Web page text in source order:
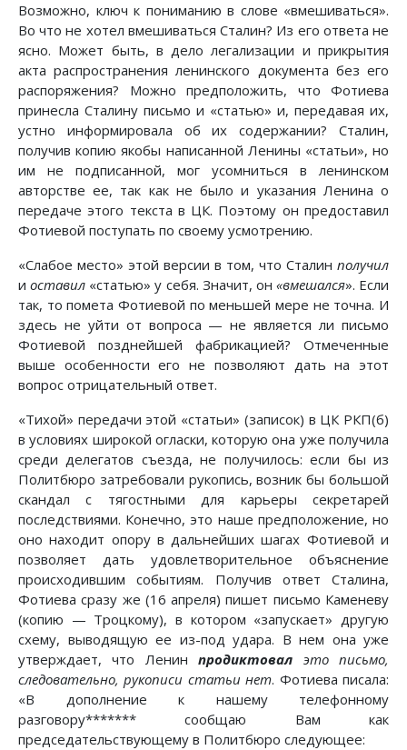
Возможно, ключ к пониманию в слове «вмешиваться».
Во что не хотел вмешиваться Сталин? Из его ответа не
ясно. Может быть, в дело легализации и прикрытия
акта распространения ленинского документа без его
распоряжения? Можно предположить, что Фотиева
принесла Сталину письмо и «статью» и, передавая их,
устно информировала об их содержании? Сталин,
получив копию якобы написанной Ленины «статьи», но
им не подписанной, мог усомниться в ленинском
авторстве ее, так как не было и указания Ленина о
передаче этого текста в ЦК. Поэтому он предоставил
Фотиевой поступать по своему усмотрению.
«Слабое место» этой версии в том, что Сталин получил
иоставил «статью» у себя. Значит, он «вмешался». Если
так, то помета Фотиевой по меньшей мере не точна. И
здесь не уйти от вопроса — не является ли письмо
Фотиевой позднейшей фабрикацией? Отмеченные
выше особенности его не позволяют дать на этот
вопрос отрицательный ответ.
«Тихой» передачи этой «статьи» (записок) в ЦК РКП(б)
в условиях широкой огласки, которую она уже получила
среди делегатов съезда, не получилось: если бы из
Политбюро затребовали рукопись, возник бы большой
скандал с тягостными для карьеры секретарей
последствиями. Конечно, это наше предположение, но
оно находит опору в дальнейших шагах Фотиевой и
позволяет дать удовлетворительное объяснение
происходившим событиям. Получив ответ Сталина,
Фотиева сразу же (16 апреля) пишет письмо Каменеву
(копию — Троцкому), в котором «запускает» другую
схему, выводящую ее из-под удара. В нем она уже
утверждает, что Ленинпродиктовал это письмо,
следовательно, рукописи статьи нет. Фотиева писала:
«В дополнение к нашему телефонному
разговору******* сообщаю Вам как
председательствующему в Политбюро следующее: